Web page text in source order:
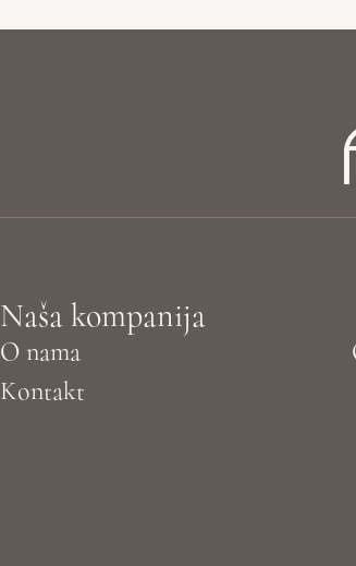
Naša kompanija
O nama
Kontakt